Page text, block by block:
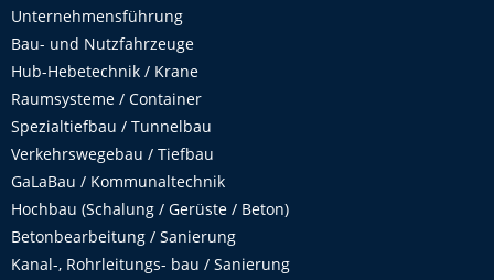
Unternehmensführung
Bau- und Nutzfahrzeuge
Hub-Hebetechnik / Krane
Raumsysteme / Container
Spezialtiefbau / Tunnelbau
Verkehrswegebau / Tiefbau
GaLaBau / Kommunaltechnik
Hochbau (Schalung / Gerüste / Beton)
Betonbearbeitung / Sanierung
Kanal-, Rohrleitungs- bau / Sanierung